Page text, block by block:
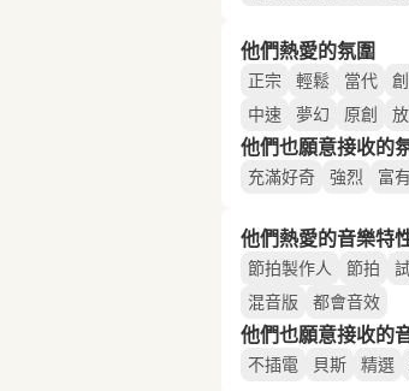
他們熱愛的氛圍
正宗 輕鬆 當代
中速
夢幻 原創
他們也願意接收的
充滿好奇 強烈 富
他們熱愛的音樂特
節拍製作人 節拍
混音版
都會音效
他們也願意接收的
不插電 貝斯 精選